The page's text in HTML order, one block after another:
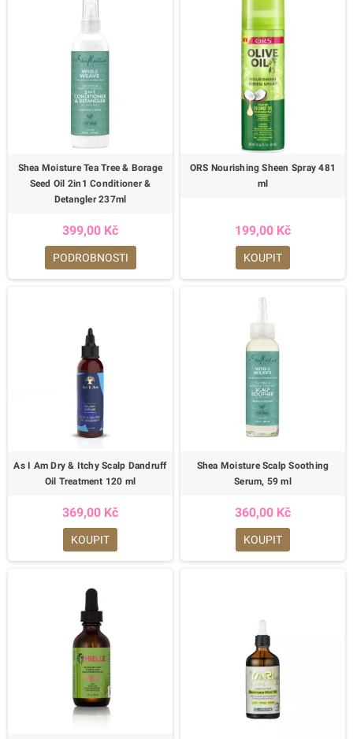
Shea Moisture Tea Tree & Borage
Seed Oil 2in1 Conditioner &
Detangler 237ml
399,00 Kč
PODROBNOSTI
ORS Nourishing Sheen Spray 481
ml
199,00 Kč
KOUPIT
As I Am Dry & Itchy Scalp Dandruff
Oil Treatment 120 ml
369,00 Kč
KOUPIT
Shea Moisture Scalp Soothing
Serum, 59 ml
360,00 Kč
KOUPIT